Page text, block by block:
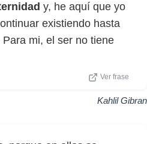
y, he aquí que yo
existiendo hasta
mi, el ser no tiene
Ver frase
Kahlil Gibran